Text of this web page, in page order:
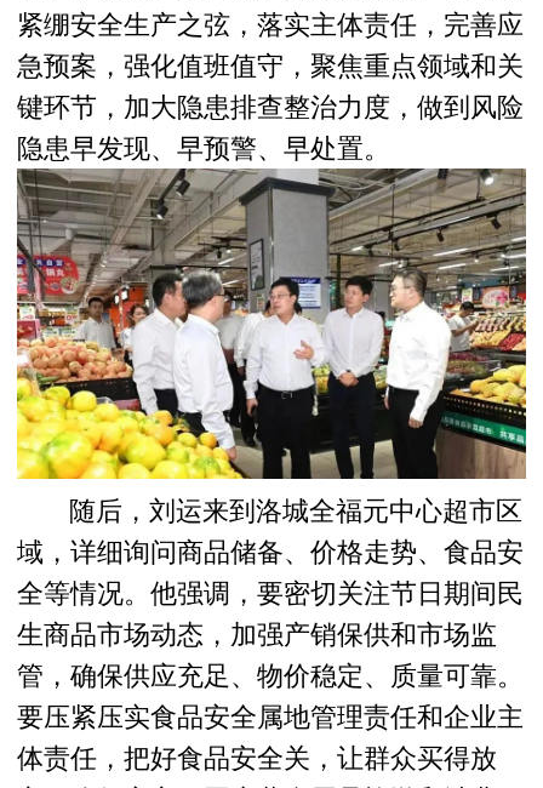
紧绷安全生产之弦，落实主体责任，完善应
急预案，强化值班值守，聚焦重点领域和关
键环节，加大隐患排查整治力度，做到风险
隐患早发现、早预警、早处置。
随后，刘运来到洛城全福元中心超市区
域，详细询问商品储备、价格走势、食品安
全等情况。他强调，要密切关注节日期间民
生商品市场动态，加强产销保供和市场监
管，确保供应充足、物价稳定、质量可靠。
要压紧压实食品安全属地管理责任和企业主
体责任，把好食品安全关，让群众买得放